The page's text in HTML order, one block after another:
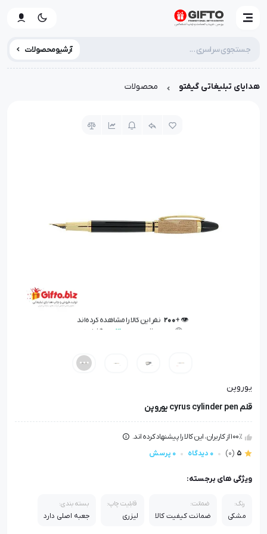
آرشیو محصولات
هدایای تبلیغاتی گیفتو محصولات
🤩 بهترین قیمت در 30 روز گذشته
یوروپن
قلم cyrus cylinder pen یوروپن
100٪ از کاربران، این کالا را پیشنهاد کرده اند.
5
(0) 0 دیدگاه 0 پرسش
ویژگی های برجسته:
رنگ:
مشکی
ضمانت:
ضمانت کیفیت کالا
قابلیت چاپ:
لیزری
بسته بندی:
جعبه اصلی دارد